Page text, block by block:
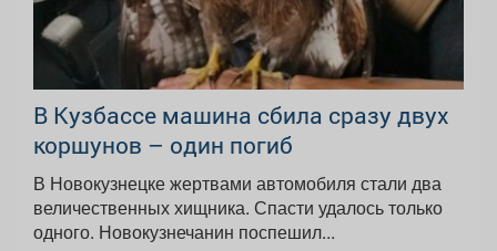
В Кузбассе машина сбила сразу двух
коршунов – один погиб
В Новокузнецке жертвами автомобиля стали два
величественных хищника. Спасти удалось только
одного. Новокузнечанин поспешил...